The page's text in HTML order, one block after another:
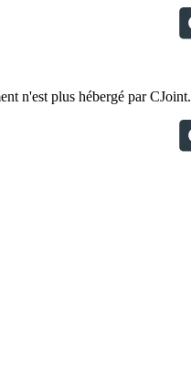
n'est plus hébergé par CJoint.